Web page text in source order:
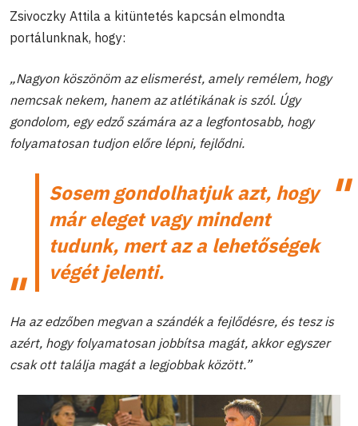
Zsivoczky Attila a kitüntetés kapcsán elmondta
portálunknak, hogy:
„Nagyon köszönöm az elismerést, amely remélem, hogy
nemcsak nekem, hanem az atlétikának is szól. Úgy
gondolom, egy edző számára az a legfontosabb, hogy
folyamatosan tudjon előre lépni, fejlődni.
Sosem gondolhatjuk azt, hogy
már eleget vagy mindent
tudunk, mert az a lehetőségek
végét jelenti.
Ha az edzőben megvan a szándék a fejlődésre, és tesz is
azért, hogy folyamatosan jobbítsa magát, akkor egyszer
csak ott találja magát a legjobbak között.”